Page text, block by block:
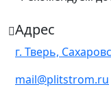
Адрес
г. Тверь,
mail@plitstrom.ru